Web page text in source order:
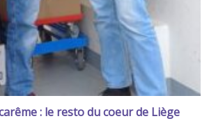
: le resto du coeur de Liège